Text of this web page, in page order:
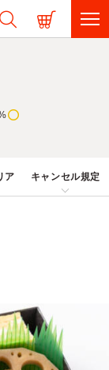
ア キャンセル規定